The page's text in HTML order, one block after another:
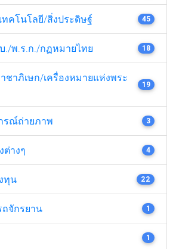
ทคโนโลยี/สิ่งประดิษฐ์ 45
./พ.ร.ก./กฏหมายไทย 18
ชาภิเษก/เครื่องหมายแห่งพระ
19
รณ์ถ่ายภาพ 3
างๆ 4
ทุน 22
จักรยาน 1
1